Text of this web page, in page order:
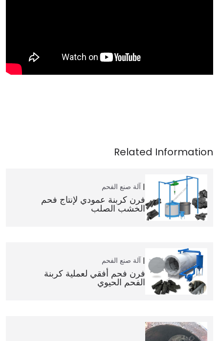
آلة صنع الفحم
فرن كربنة عمودي لإنتاج فحم
الخشب الصلب
آلة صنع الفحم
فرن فحم أفقي لعملية كربنة
الفحم الحيوي